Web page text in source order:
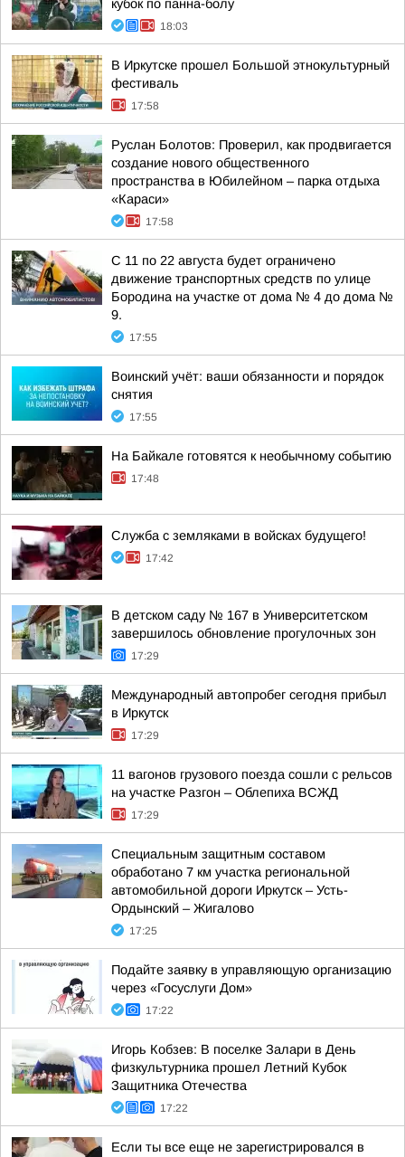
кубок по панна-болу
18:03
В Иркутске прошел Большой этнокультурный
фестиваль
17:58
Руслан Болотов: Проверил, как продвигается
создание нового общественного
пространства в Юбилейном – парка отдыха
«Караси»
17:58
С 11 по 22 августа будет ограничено
движение транспортных средств по улице
Бородина на участке от дома № 4 до дома №
9.
17:55
Воинский учёт: ваши обязанности и порядок
снятия
17:55
На Байкале готовятся к необычному событию
17:48
Служба с земляками в войсках будущего!
17:42
В детском саду № 167 в Университетском
завершилось обновление прогулочных зон
17:29
Международный автопробег сегодня прибыл
в Иркутск
17:29
11 вагонов грузового поезда сошли с рельсов
на участке Разгон – Облепиха ВСЖД
17:29
Специальным защитным составом
обработано 7 км участка региональной
автомобильной дороги Иркутск – Усть-
Ордынский – Жигалово
17:25
Подайте заявку в управляющую организацию
через «Госуслуги Дом»
17:22
Игорь Кобзев: В поселке Залари в День
физкультурника прошел Летний Кубок
Защитника Отечества
17:22
Если ты все еще не зарегистрировался в